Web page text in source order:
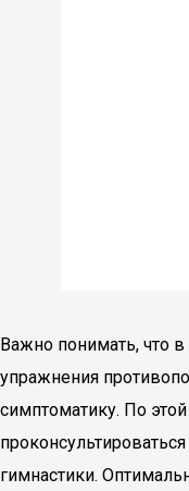
Важно понимать, что
упражнения
симптоматику. По
гимнастики.